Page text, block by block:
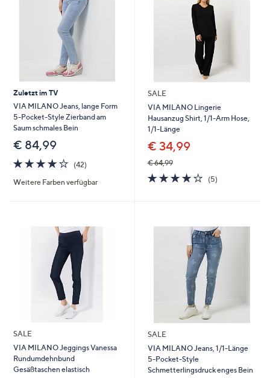
Zuletzt im TV
VIA MILANO Jeans, lange Form
5-Pocket-Style Zierband am
Saum schmales Bein
€ 84,99
4.2
von
5
(42)
Weitere Farben verfügbar
SALE
VIA MILANO Lingerie
Hausanzug Shirt, 1/1-Arm Hose,
1/1-Länge
€ 34,99
€ 64,99
4.2
von
(5)
SALE
VIA MILANO Jeggings Vanessa
Rundumdehnbund
Gesäßtaschen elastisch
SALE
VIA MILANO Jeans, 1/1-Länge
5-Pocket-Style
Schmetterlingsdruck enges Bein